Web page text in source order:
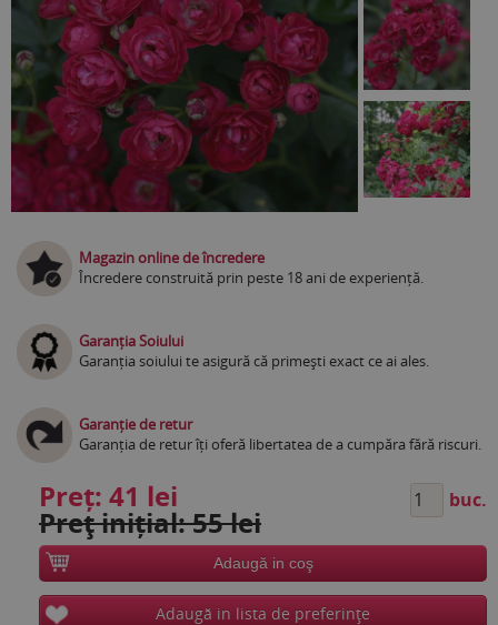
Magazin online de încredere
Încredere construită prin peste 18 ani de experiență.
Garanția Soiului
Garanția soiului te asigură că primești exact ce ai ales.
Garanție de retur
Garanția de retur îți oferă libertatea de a cumpăra fără riscuri.
Preț: 41 lei
Preţ inițial: 55 lei
buc.
Adaugă in coş
Adaugă in lista de preferinţe